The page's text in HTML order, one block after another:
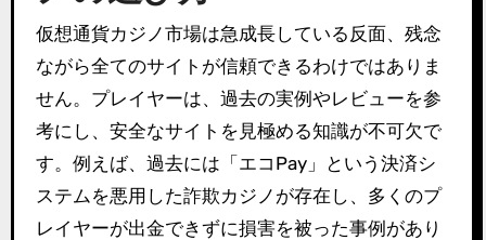
仮想通貨カジノ市場は急成長している反面、残念
ながら全てのサイトが信頼できるわけではありま
せん。プレイヤーは、過去の実例やレビューを参
考にし、安全なサイトを見極める知識が不可欠で
す。例えば、過去には「エコPay」という決済シ
ステムを悪用した詐欺カジノが存在し、多くのプ
レイヤーが出金できずに損害を被った事例があり